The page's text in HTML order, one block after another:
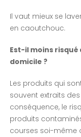
Il vaut mieux se
en caoutchouc.
Est-il moins
domicile ?
Les produits qui
souvent extraits
conséquence, le
produits
courses soi-même